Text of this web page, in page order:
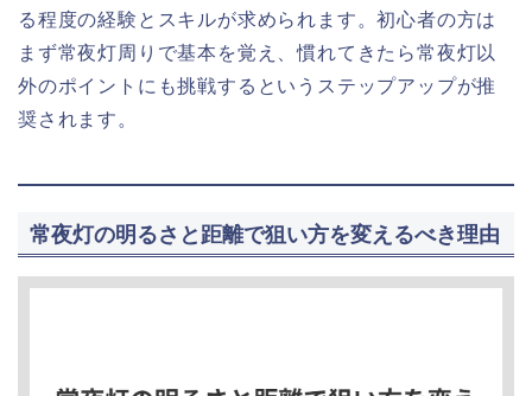
る程度の経験とスキルが求められます。初心者の方は
まず常夜灯周りで基本を覚え、慣れてきたら常夜灯以
外のポイントにも挑戦するというステップアップが推
奨されます。
常夜灯の明るさと距離で狙い方を変えるべき理由